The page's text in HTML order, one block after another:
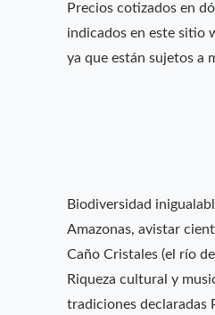
Precios cotizados en
indicados en este sitio
ya que están sujetos a
Biodiversidad
Amazonas, avistar
Caño Cristales (el río
Riqueza cultural y
tradiciones declaradas